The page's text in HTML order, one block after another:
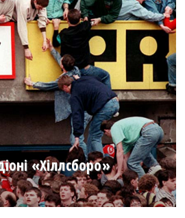
«Хіллсборо»